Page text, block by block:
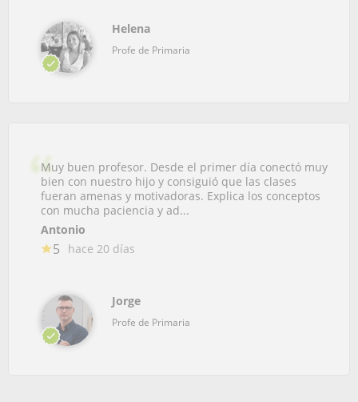
Helena
Profe de Primaria
Muy buen profesor. Desde el primer día conectó muy
bien con nuestro hijo y consiguió que las clases
fueran amenas y motivadoras. Explica los conceptos
con mucha paciencia y ad...
Antonio
5 hace 20 días
Jorge
Profe de Primaria